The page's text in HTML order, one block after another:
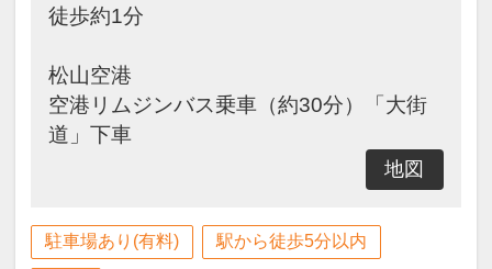
徒歩約1分
松山空港
空港リムジンバス乗車（約30分）「大街
道」下車
地図
駐車場あり(有料) 駅から徒歩5分以内